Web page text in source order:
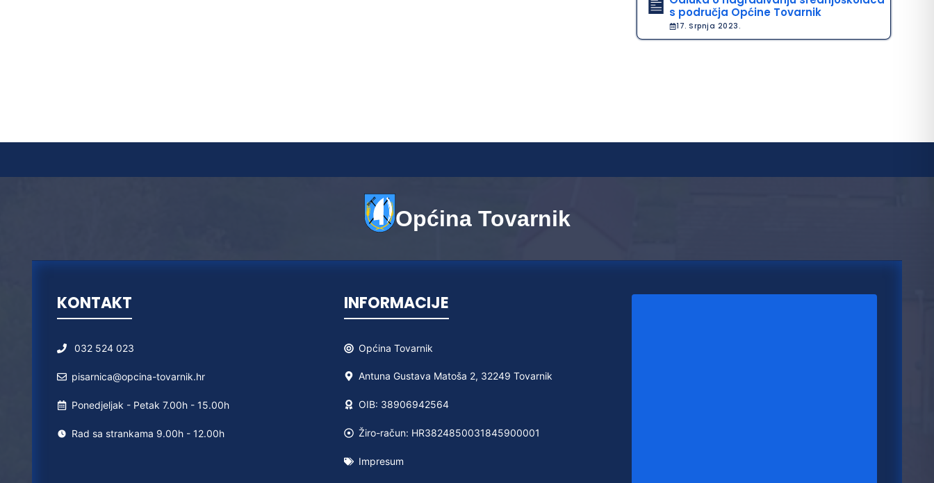
s područja Općine Tovarnik
17. Srpnja 2023.
Općina Tovarnik
KONTAKT
032 524 023
pisarnica@opcina-tovarnik.hr
Ponedjeljak - Petak 7.00h - 15.00h
Rad sa strankama 9.00h - 12.00h
INFORMACIJE
OpćinaTovarnik
Antuna Gustava Matoša 2, 32249 Tovarnik
OIB: 38906942564
Žiro-račun: HR3824850031845900001
Impresum